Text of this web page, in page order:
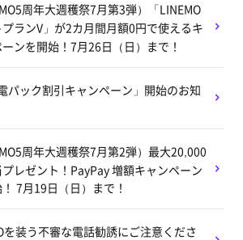
周年大週穫祭7月第3弾）「LINEMO
ランV」が2カ月間月額0円で使えるキ
ンを開始！7月26日（日）まで！
パック割引キャンペーン」開始のお知
周年大週穫祭7月第2弾）最大20,000
レゼント！PayPay 増額キャンペーン
7月19日（日）まで！
を装う不審な電話勧誘にご注意くださ